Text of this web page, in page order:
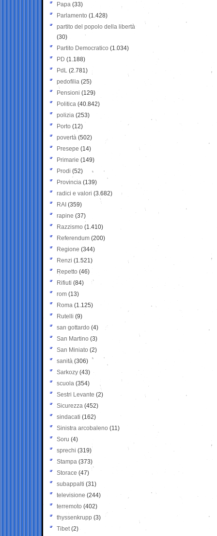
Papa (33)
Parlamento (1.428)
partito del popolo della libertà
(30)
Partito Democratico (1.034)
PD (1.188)
PdL (2.781)
pedofilia (25)
Pensioni (129)
Politica (40.842)
polizia (253)
Porto (12)
povertà (502)
Presepe (14)
Primarie (149)
Prodi (52)
Provincia (139)
radici e valori (3.682)
RAI (359)
rapine (37)
Razzismo (1.410)
Referendum (200)
Regione (344)
Renzi (1.521)
Repetto (46)
Rifiuti (84)
rom (13)
Roma (1.125)
Rutelli (9)
san gottardo (4)
San Martino (3)
San Miniato (2)
sanità (306)
Sarkozy (43)
scuola (354)
Sestri Levante (2)
Sicurezza (452)
sindacati (162)
Sinistra arcobaleno (11)
Soru (4)
sprechi (319)
Stampa (373)
Storace (47)
subappalti (31)
televisione(244)
terremoto (402)
thyssenkrupp (3)
Tibet(2)